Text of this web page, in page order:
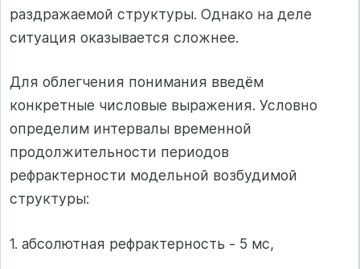
раздражаемой структуры. Однако на деле
ситуация оказывается сложнее.
Для облегчения понимания введём
конкретные числовые выражения. Условно
определим интервалы временной
продолжитель­ности периодов
рефрактерности модельной возбудимой
структуры:
1. абсолют­ная рефрактерность ‑ 5 мс,